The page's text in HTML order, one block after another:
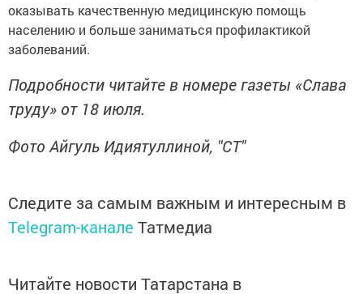
оказывать качественную медицинскую помощь
населению и больше заниматься профилактикой
заболеваний.
Подробности читайте в номере газеты «Слава
труду» от 18 июля.
Фото Айгуль Идиятуллиной, "СТ"
Следите за самым важным и интересным в
Telegram-канале Татмедиа
Читайте новости Татарстана в